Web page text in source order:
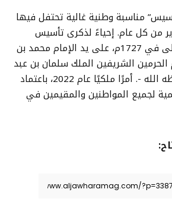
مناسبة وطنية غالية تحتفل فيها
يوم 22 فبراير من كل عام. إحياءً لذكرى تأسيس
الدولة السعودية الأولى في 1727م، على يد الإمام محمد بن
الشريفين الملك سلمان بن عبد
العزيز آل سعود – حفظه الله -. أمرًا ملكيًا عام 2022، باعتماد
لجميع المواطنين والمقيمين في